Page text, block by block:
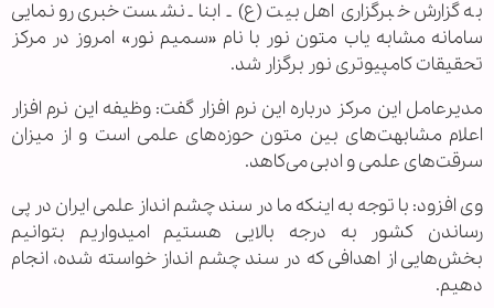
به گزارش خبرگزاری اهل‌بیت (ع) ـ ابنا ـ نشست خبری رونمایی
سامانه مشابه یاب متون نور با نام «سمیم نور» امروز در مرکز
تحقیقات کامپیوتری نور برگزار شد.
مدیرعامل این مرکز درباره این نرم افزار گفت: وظیفه این نرم افزار
اعلام مشابهت‌های بین متون حوزه‌های علمی است و از میزان
سرقت‌های علمی و ادبی می‌کاهد.
وی افزود: با توجه به اینکه ما در سند چشم انداز علمی ایران در پی
رساندن کشور به درجه بالایی هستیم امیدواریم بتوانیم
بخش‌هایی از اهدافی که در سند چشم انداز خواسته شده، انجام
دهیم.